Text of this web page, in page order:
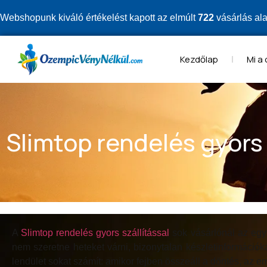
Webshopunk kiváló értékelést kapott az elmúlt722 vásárlás
Kezdőlap Mi a
Slimtop rendelés
Slimtop rendelés gyors szállítással
sok vásárlónál az
nem szeretne heteket várni, bizonytalan
lendület sokat számít: amikor fejben összeáll a döntés, az